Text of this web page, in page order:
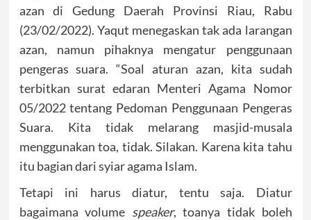
azan di Gedung Daerah Provinsi Riau, Rabu
(23/02/2022). Yaqut menegaskan tak ada larangan
azan, namun pihaknya mengatur penggunaan
pengeras suara. “Soal aturan azan, kita sudah
terbitkan surat edaran Menteri Agama Nomor
05/2022 tentang Pedoman Penggunaan Pengeras
Suara. Kita tidak melarang masjid-musala
menggunakan toa, tidak. Silakan. Karena kita tahu
itu bagian dari syiar agama Islam.
Tetapi ini harus diatur, tentu saja. Diatur
bagaimana volume speaker, toanya tidak boleh